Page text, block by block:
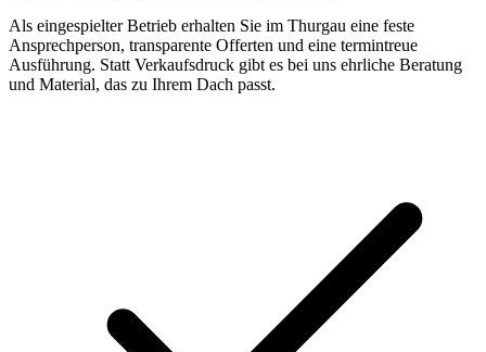
Als eingespielter Betrieb erhalten Sie im Thurgau eine feste
Ansprechperson, transparente Offerten und eine termintreue
Ausführung. Statt Verkaufsdruck gibt es bei uns ehrliche Beratung
und Material, das zu Ihrem Dach passt.